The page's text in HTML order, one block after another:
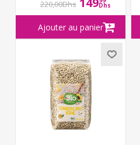
220,00Dhs Dhs